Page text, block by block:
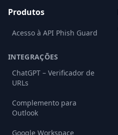
Produtos
Acesso à API Phish Guard
INTEGRAÇÕES
ChatGPT – Verificador de
URLs
Complemento para
Outlook
Google Workspace